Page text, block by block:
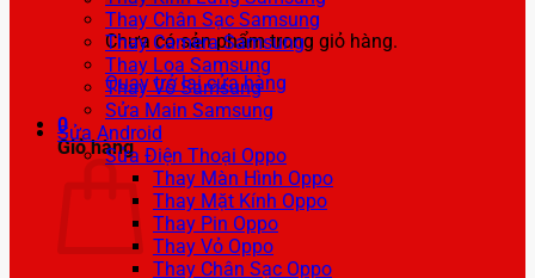
Chưa có sản phẩm trong giỏ hàng.
Quay trở lại cửa hàng
0
Giỏ hàng
Thay Chân Sạc Samsung
Thay Camera Samsung
Thay Loa Samsung
Thay Vỏ Samsung
Sửa Main Samsung
Sửa Android
Sửa Điện Thoại Oppo
Thay Màn Hình Oppo
Thay Mặt Kính Oppo
Thay Pin Oppo
Thay Vỏ Oppo
Thay Chân Sạc Oppo